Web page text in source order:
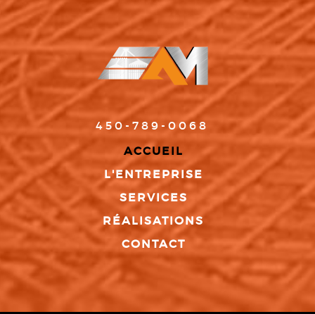
450-789-0068
ACCUEIL
L'ENTREPRISE
SERVICES
RÉALISATIONS
CONTACT